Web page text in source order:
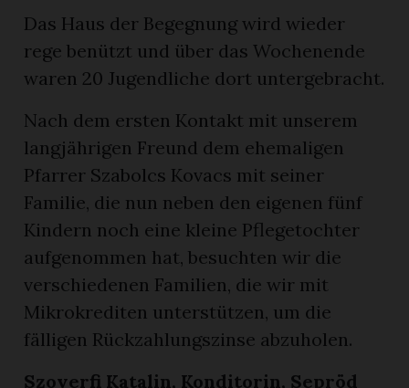
Das Haus der Begegnung wird wieder
rege benützt und über das Wochenende
waren 20 Jugendliche dort untergebracht.
Nach dem ersten Kontakt mit unserem
langjährigen Freund dem ehemaligen
Pfarrer Szabolcs Kovacs mit seiner
Familie, die nun neben den eigenen fünf
Kindern noch eine kleine Pflegetochter
aufgenommen hat, besuchten wir die
verschiedenen Familien, die wir mit
Mikrokrediten unterstützen, um die
fälligen Rückzahlungszinse abzuholen.
Szoverfi Katalin, Konditorin, Sepröd